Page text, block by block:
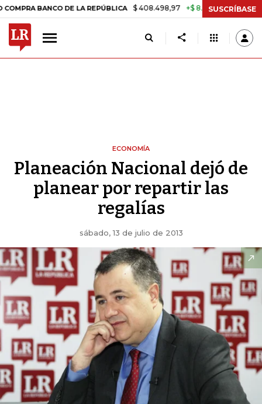
DE LA REPÚBLICA $ 408.498,97 +$ 8.753,81 +2,19% TASA
SUSCRÍBASE
ECONOMÍA
Planeación Nacional dejó de
planear por repartir las
regalías
sábado, 13 de julio de 2013